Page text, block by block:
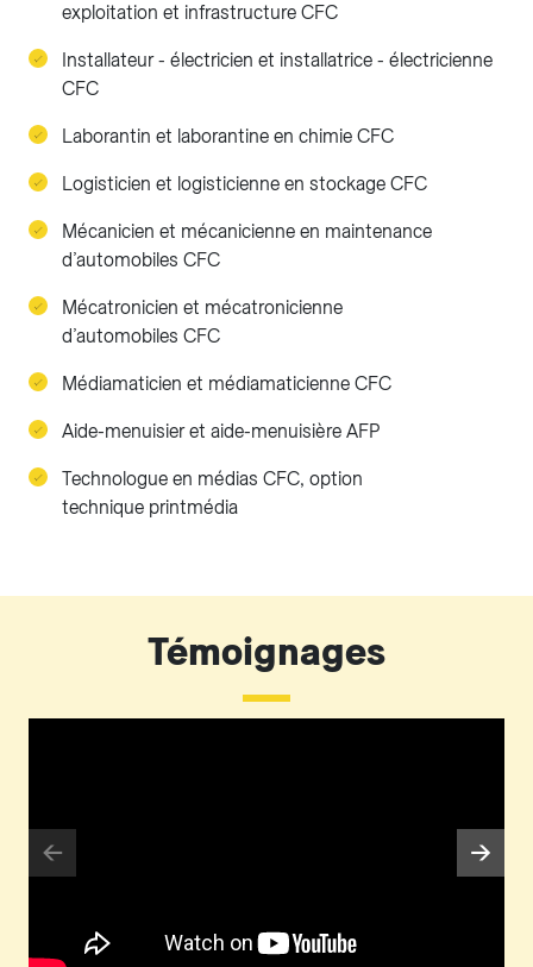
exploitation et infrastructure CFC
Installateur - électricien et installatrice - électricienne
CFC
Laborantin et laborantine en chimie CFC
Logisticien et logisticienne en stockage CFC
Mécanicien et mécanicienne en maintenance
d’automobiles CFC
Mécatronicien et mécatronicienne
d’automobiles CFC
Médiamaticien et médiamaticienne CFC
Aide-menuisier et aide-menuisière AFP
Technologue en médias CFC, option
technique printmédia
Témoignages